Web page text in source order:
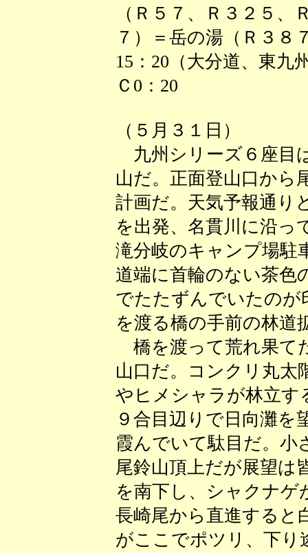
（Ｒ５７、Ｒ３２５、
７）＝岳の湯（Ｒ３８
15：20（大分道、東九
Ｃ0：20
（５月３１日）
九州シリーズ６座目
山だ。正面登山口から
計画だ。天気予報通り
を出発、名貫川に沿っ
滝分岐のキャンプ場駐
道端に首輪のない茶色
でたたずんでいたのが
を渡る橋の手前の林道
橋を渡って荒れ果て
山口だ。コンクリ丸太
やヒメシャラが林立す
９合目辺りで日向灘
霞んでいて駄目だ。小
尾鈴山頂上だが展望は
を南下し、シャクナゲ
長崎尾から直進すると
がここでポツリ、下り